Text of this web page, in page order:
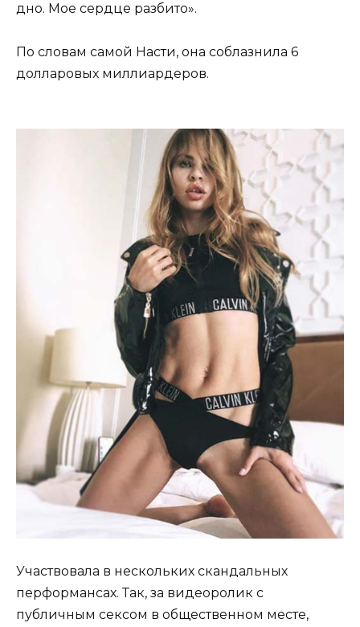
дно. Мое сердце разбито».
По словам самой Насти, она соблазнила 6
долларовых миллиардеров.
Участвовала в нескольких скандальных
перформансах. Так, за видеоролик с
публичным сексом в общественном месте,